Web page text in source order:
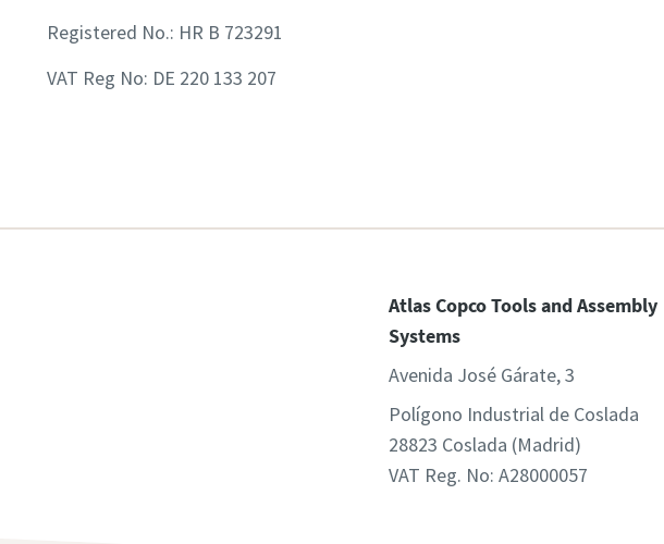
Registered No.: HR B 723291
VAT Reg No: DE 220 133 207
Atlas Copco Tools and Assembly
Systems
Avenida José Gárate, 3
Polígono Industrial de Coslada
28823 Coslada (Madrid)
VAT Reg. No: A28000057